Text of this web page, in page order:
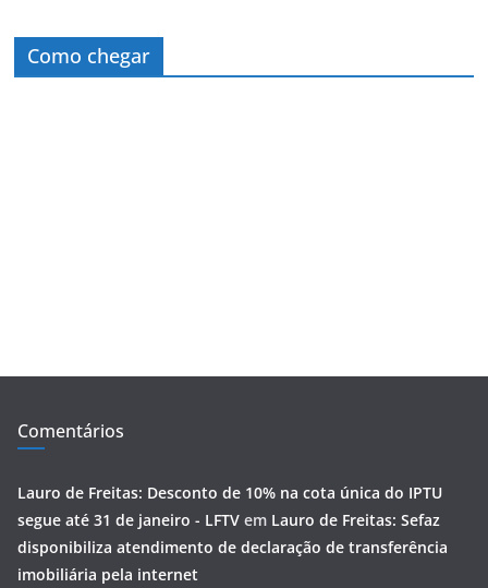
Como chegar
Comentários
Lauro de Freitas: Desconto de 10% na cota única do IPTU
segue até 31 de janeiro - LFTV em Lauro de Freitas: Sefaz
disponibiliza atendimento de declaração de transferência
imobiliária pela internet